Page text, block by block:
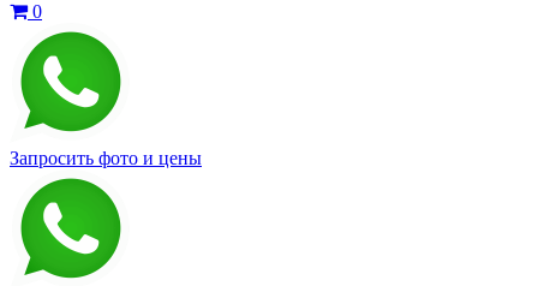
0
Запросить фото и цены